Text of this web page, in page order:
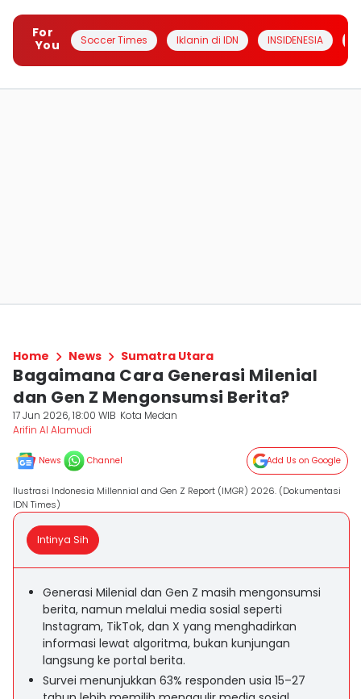
For
You
Soccer Times Iklanin di IDN INSIDENESIA
Home News Sumatra Utara
Bagaimana Cara Generasi Milenial
dan Gen Z Mengonsumsi Berita?
17 Jun 2026, 18:00 WIB Kota Medan
Arifin Al Alamudi
News Channel Add Us on Google
Ilustrasi Indonesia Millennial and Gen Z Report (IMGR) 2026. (Dokumentasi
IDN Times)
Intinya Sih
Generasi Milenial dan Gen Z masih mengonsumsi
berita, namun melalui media sosial seperti
Instagram, TikTok, dan X yang menghadirkan
informasi lewat algoritma, bukan kunjungan
langsung ke portal berita.
Survei menunjukkan 63% responden usia 15–27